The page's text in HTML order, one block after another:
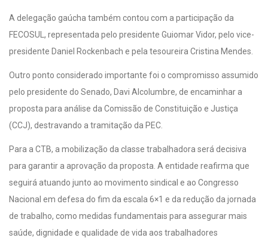
A delegação gaúcha também contou com a participação da
FECOSUL, representada pelo presidente Guiomar Vidor, pelo vice-
presidente Daniel Rockenbach e pela tesoureira Cristina Mendes.
Outro ponto considerado importante foi o compromisso assumido
pelo presidente do Senado, Davi Alcolumbre, de encaminhar a
proposta para análise da Comissão de Constituição e Justiça
(CCJ), destravando a tramitação da PEC.
Para a CTB, a mobilização da classe trabalhadora será decisiva
para garantir a aprovação da proposta. A entidade reafirma que
seguirá atuando junto ao movimento sindical e ao Congresso
Nacional em defesa do fim da escala 6×1 e da redução da jornada
de trabalho, como medidas fundamentais para assegurar mais
saúde, dignidade e qualidade de vida aos trabalhadores